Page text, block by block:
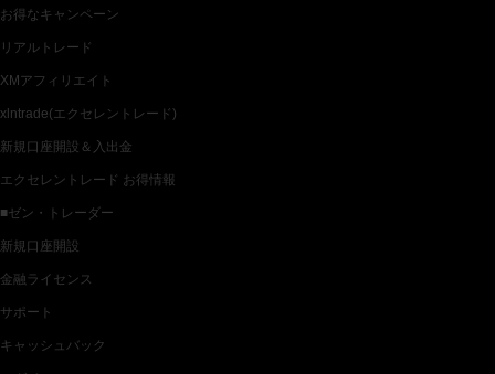
お得なキャンペーン
リアルトレード
XMアフィリエイト
xlntrade(エクセレントレード)
新規口座開設＆入出金
エクセレントレード お得情報
■ゼン・トレーダー
新規口座開設
金融ライセンス
サポート
キャッシュバック